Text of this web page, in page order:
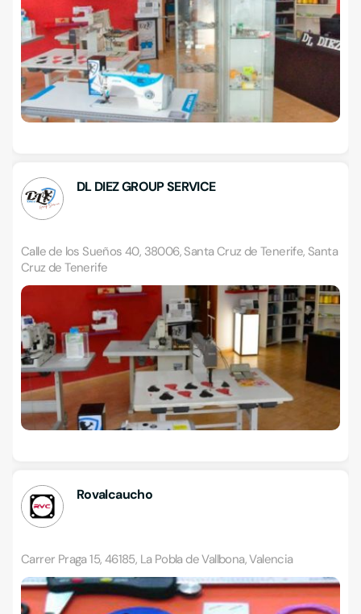
DL DIEZ GROUP SERVICE
Calle de los Sueños 40, 38006, Santa Cruz de Tenerife, Santa
Cruz de Tenerife
Rovalcaucho
Carrer Praga 15, 46185, La Pobla de Vallbona, Valencia